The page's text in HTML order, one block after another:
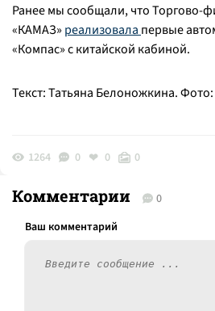
Ранее мы сообщали, что Торгово-
«КАМАЗ» реализовала первые
«Компас» с китайской кабиной.
Текст: Татьяна Белоножкина.
1264 0 0 0
Комментарии 0